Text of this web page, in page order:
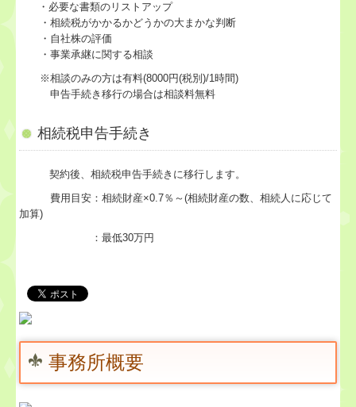
経営者お役立ち情報
病院・診療所の皆様へ
社会福祉法人の皆様へ
経営改善オンデマンド講座
関与先向け融資商品ご紹介
戦略販売・購買情報システム
事務所概要
・必要な書類のリストアップ
・相続税がかかるかどうかの大まかな判断
・自社株の評価
・事業承継に関する相談
※相談のみの方は有料(8000円(税別)/1時間)
申告手続き移行の場合は相談料無料
相続税申告手続き
契約後、相続税申告手続きに移行します。
費用目安：相続財産×0.7％～(相続財産の数、相続人に応じて
加算)
：最低30万円